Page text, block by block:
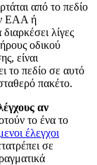
από το πεδίο
EAA ή
λίγες
οδικού
είναι
το πεδίο σε αυτό
πακέτο.
αν
το ένα το
έλεγχοι
σε